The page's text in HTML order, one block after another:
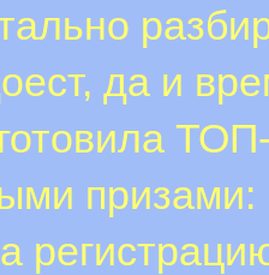
да и